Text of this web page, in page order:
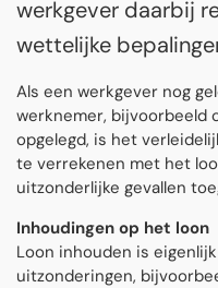
werkgever daarbij
wettelijke
Als een werkgever nog
werknemer, bijvoorbeeld
opgelegd, is het
te verrekenen met het
uitzonderlijke gevallen
Inhoudingen op het loon
Loon inhouden is
uitzonderingen,